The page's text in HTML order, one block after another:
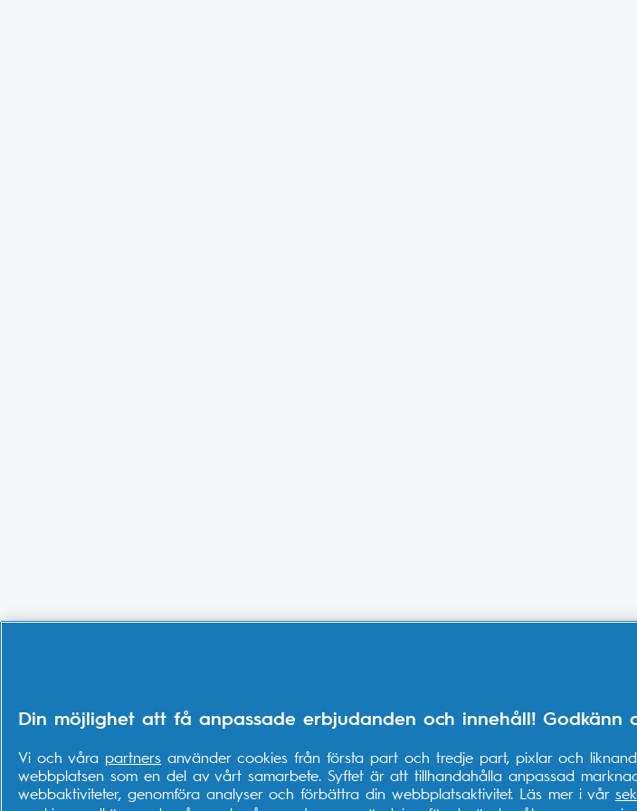
Din möjlighet att få anpassade erbjudanden och innehåll! Godkänn
Vi och våra partners använder cookies från första part och tredje part, pixlar och
webbplatsen som en del av vårt samarbete. Syftet är att tillhandahålla anpassad
webbaktiviteter, genomföra analyser och förbättra din webbplatsaktivitet. Läs mer i vår